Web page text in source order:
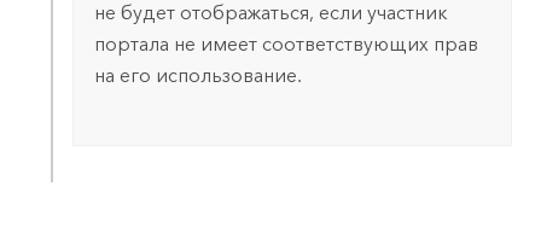
не будет отображаться, если участник
портала не имеет соответствующих прав
на его использование.